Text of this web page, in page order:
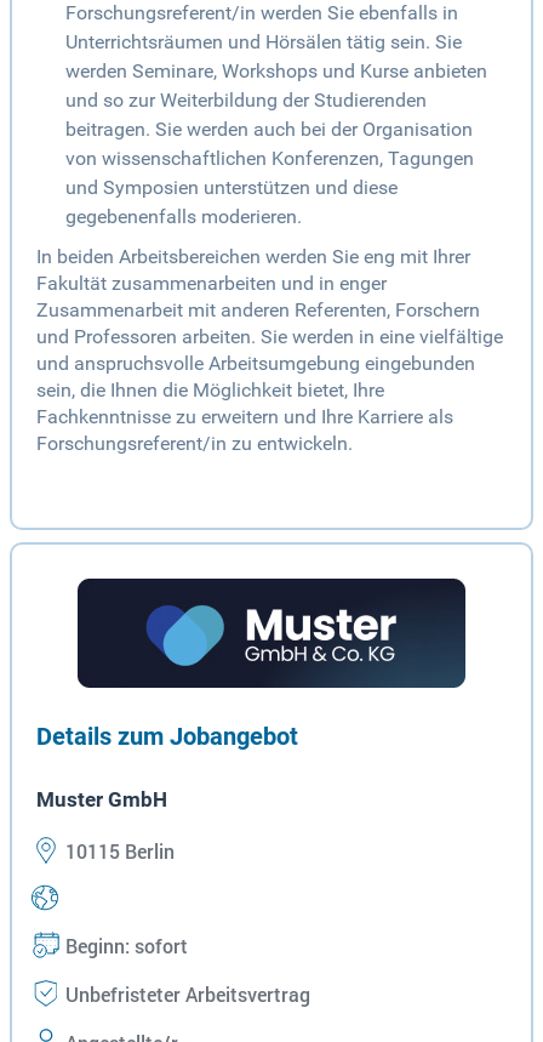
Forschungsreferent/in werden Sie ebenfalls in
Unterrichtsräumen und Hörsälen tätig sein. Sie
werden Seminare, Workshops und Kurse anbieten
und so zur Weiterbildung der Studierenden
beitragen. Sie werden auch bei der Organisation
von wissenschaftlichen Konferenzen, Tagungen
und Symposien unterstützen und diese
gegebenenfalls moderieren.
In beiden Arbeitsbereichen werden Sie eng mit Ihrer
Fakultät zusammenarbeiten und in enger
Zusammenarbeit mit anderen Referenten, Forschern
und Professoren arbeiten. Sie werden in eine vielfältige
und anspruchsvolle Arbeitsumgebung eingebunden
sein, die Ihnen die Möglichkeit bietet, Ihre
Fachkenntnisse zu erweitern und Ihre Karriere als
Forschungsreferent/in zu entwickeln.
Details zum Jobangebot
Muster GmbH
10115 Berlin
Beginn: sofort
Unbefristeter Arbeitsvertrag